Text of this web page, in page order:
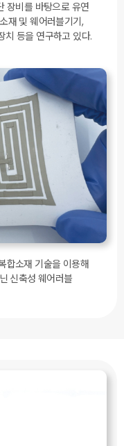
장비를 바탕으로 유연
재 및 웨어러블기기,
치 등을 연구하고 있다.
합소재 기술을 이용해
신축성 웨어러블